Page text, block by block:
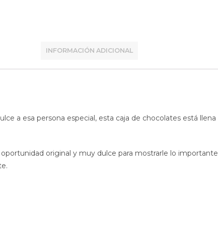
INFORMACIÓN ADICIONAL
a esa persona especial, esta caja de chocolates está
original y muy dulce para mostrarle lo